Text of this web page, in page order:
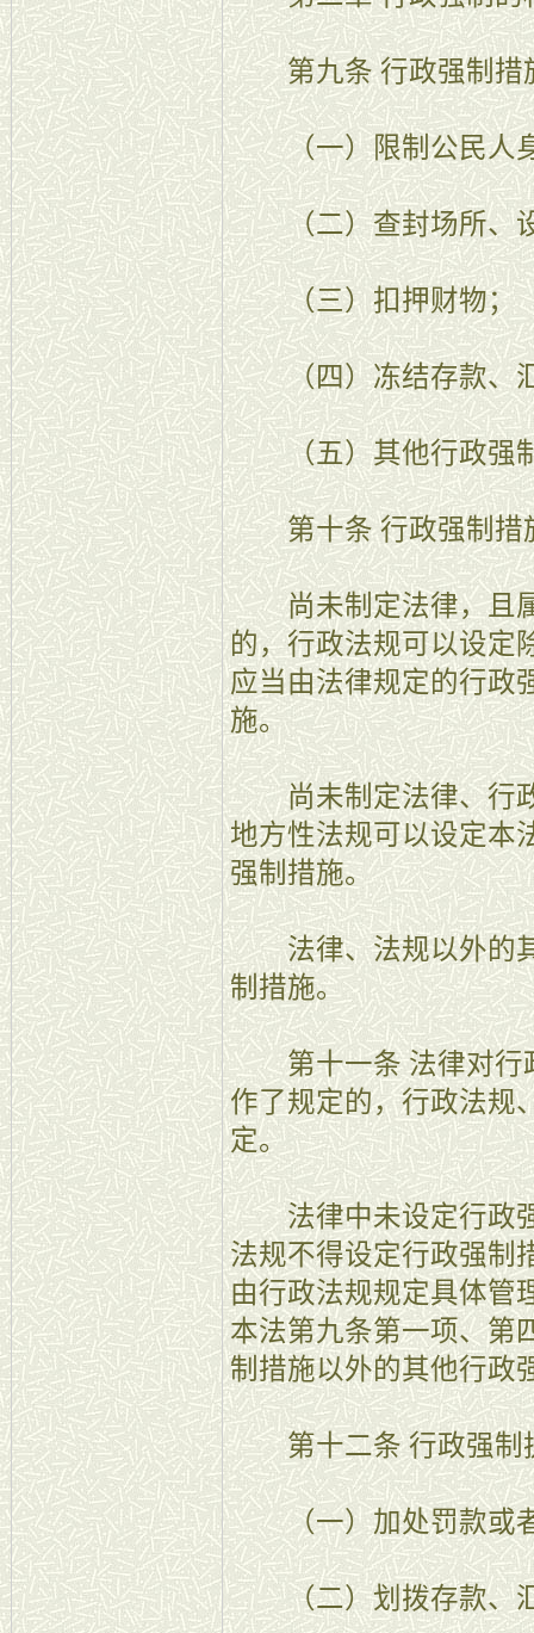
第九条 行政强制措
（一）限制公民人
（二）查封场所、设
（三）扣押财物；
（四）冻结存款、
（五）其他行政强
第十条 行政强制措
尚未制定法律，且属
的，行政法规可以设定
应当由法律规定的行政
施。
尚未制定法律、行政
地方性法规可以设定本
强制措施。
法律、法规以外的其
制措施。
第十一条 法律对行政
作了规定的，行政法规
定。
法律中未设定行政强
法规不得设定行政强制
由行政法规规定具体管
本法第九条第一项、第
制措施以外的其他行政
第十二条 行政强制
（一）加处罚款或
（二）划拨存款、